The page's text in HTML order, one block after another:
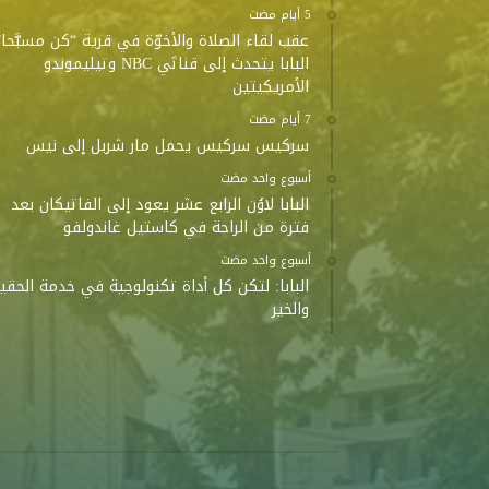
عقب لقاء الصلاة والأخوّة في قرية “كن
البابا يتحدث إلى قناتَي NBC وتيليموندو
الأمريكيتين
سركيس سركيس يحمل مار شربل إلى نيس
‫‫‫‏‫أسبوع واحد مضت‬
البابا لاوُن الرابع عشر يعود إلى الفاتيكان بعد
فترة من الراحة في كاستيل غاندولفو
‫‫‫‏‫أسبوع واحد مضت‬
البابا: لتكن كل أداة تكنولوجية في خدمة
والخير